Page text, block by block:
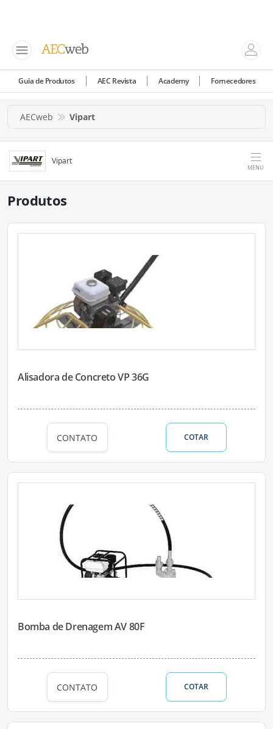
Guia de Produtos AEC Revista Academy Fornecedores
AECweb Vipart
Vipart
MENU
Produtos
Alisadora de Concreto VP 36G
CONTATO COTAR
Bomba de Drenagem AV 80F
CONTATO COTAR